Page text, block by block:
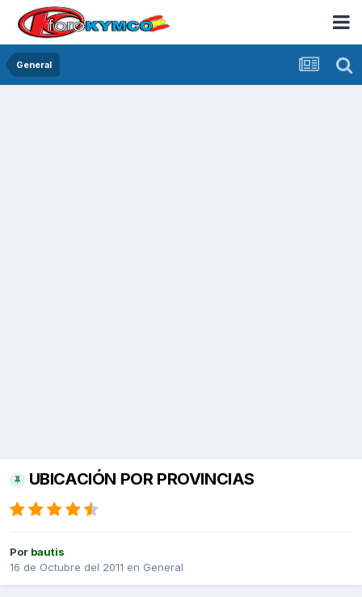
General
UBICACIÓN POR PROVINCIAS
Por bautis
16 de Octubre del 2011 en General